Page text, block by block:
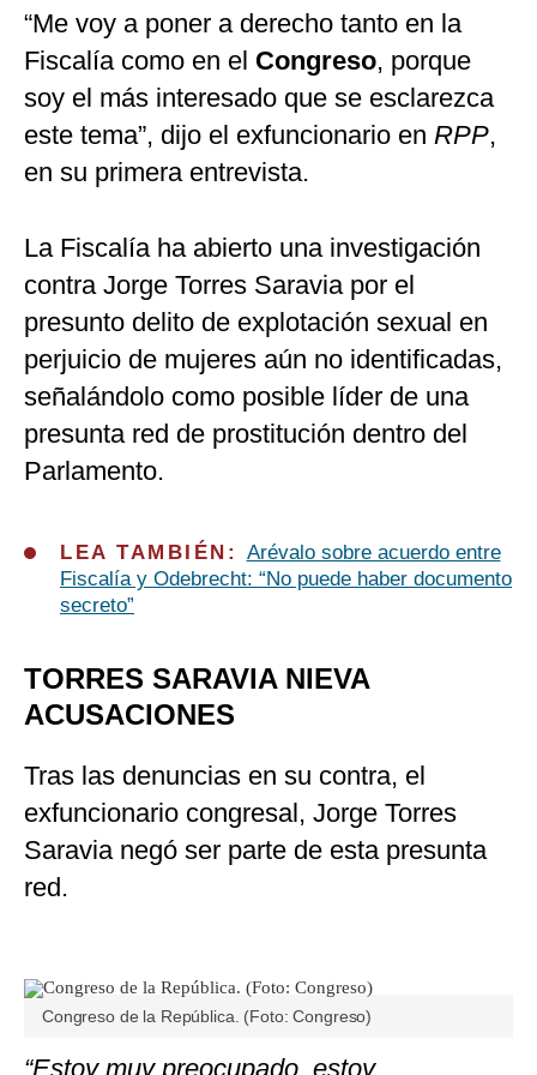
“Me voy a poner a derecho tanto en la
Fiscalía como en el Congreso, porque
soy el más interesado que se esclarezca
este tema”, dijo el exfuncionario en RPP,
en su primera entrevista.
La Fiscalía ha abierto una investigación
contra Jorge Torres Saravia por el
presunto delito de explotación sexual en
perjuicio de mujeres aún no identificadas,
señalándolo como posible líder de una
presunta red de prostitución dentro del
Parlamento.
LEA TAMBIÉN: Arévalo sobre acuerdo entre
Fiscalía y Odebrecht: “No puede haber documento
secreto”
TORRES SARAVIA NIEVA
ACUSACIONES
Tras las denuncias en su contra, el
exfuncionario congresal, Jorge Torres
Saravia negó ser parte de esta presunta
red.
Congreso de la República. (Foto: Congreso)
“Estoy muy preocupado, estoy